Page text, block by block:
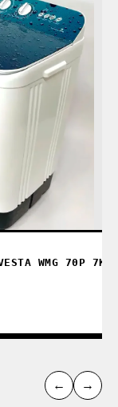
WMG 70P 7КГ
← →